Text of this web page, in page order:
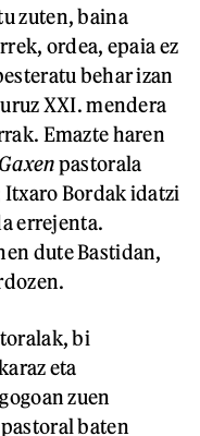
zuten, baina
ordea, epaia ez
behar izan
XXI. mendera
Emazte haren
pastorala
Itxaro Bordak idatzi
errejenta.
dute Bastidan,
bi
eta
zuen
baten